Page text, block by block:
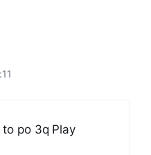
po 3q Play